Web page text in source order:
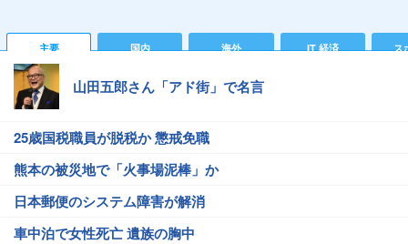
主要 国内 海外 IT 経済 ス
山田五郎さん「アド街」で名言
25歳国税職員が脱税か 懲戒免職
熊本の被災地で「火事場泥棒」か
日本郵便のシステム障害が解消
車中泊で女性死亡 遺族の胸中